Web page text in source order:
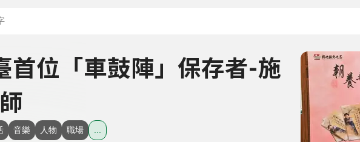
首位「車鼓陣」保存者-施
音樂 人物 職場